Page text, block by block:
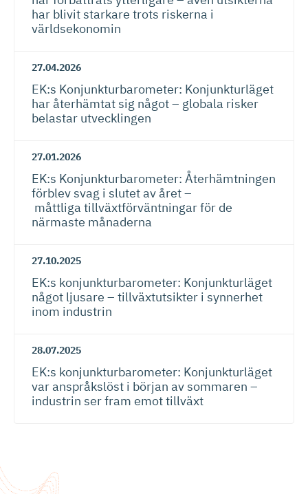
har blivit starkare trots riskerna i
världsekonomin
27.04.2026
EK:s Konjunktur­ba­ro­meter: Konjunkturläget
har återhämtat sig något – globala risker
belastar utvecklingen
27.01.2026
​​EK:s Konjunktur­ba­ro­meter: Återhämtningen
förblev svag i slutet av året –
måttliga tillväxtför­vänt­ningar för de
närmaste månaderna​
27.10.2025
EK:s konjunktur­ba­ro­meter: Konjunkturläget
något ljusare – tillväxtut­sikter i synnerhet
inom industrin
28.07.2025
EK:s konjunktur­ba­ro­meter: Konjunkturläget
var anspråkslöst i början av sommaren –
industrin ser fram emot tillväxt